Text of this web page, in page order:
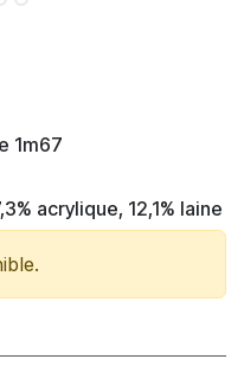
1m67
acrylique, 12,1% laine